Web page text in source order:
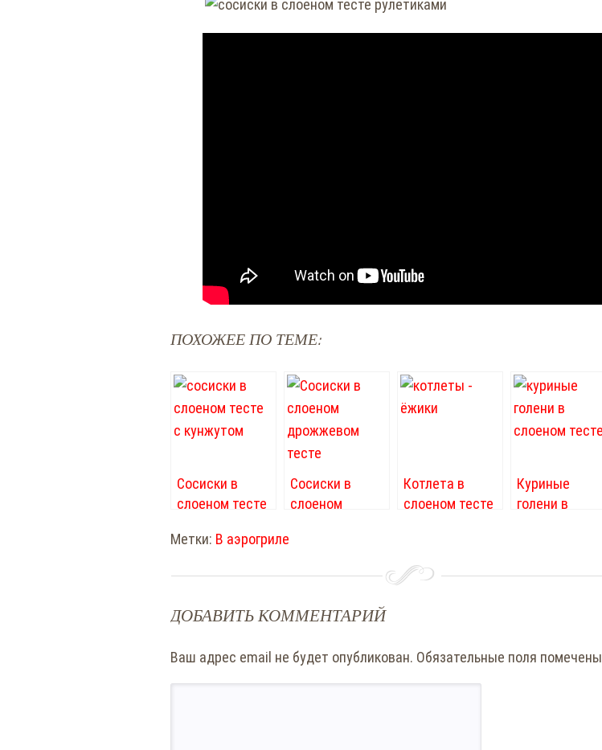
ПОХОЖЕЕ ПО ТЕМЕ:
Сосиски в
слоеном тесте
Сосиски в
слоеном
Котлета в
слоеном тесте
Куриные
голени в
Метки: В аэрогриле
ДОБАВИТЬ КОММЕНТАРИЙ
Ваш адрес email не будет опубликован. Обязательные поля помечены